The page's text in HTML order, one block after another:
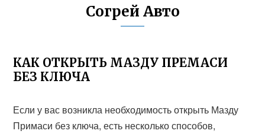
Согрей Авто
КАК ОТКРЫТЬ МАЗДУ ПРЕМАСИ
БЕЗ КЛЮЧА
Если у вас возникла необходимость открыть Мазду
Примаси без ключа, есть несколько способов,